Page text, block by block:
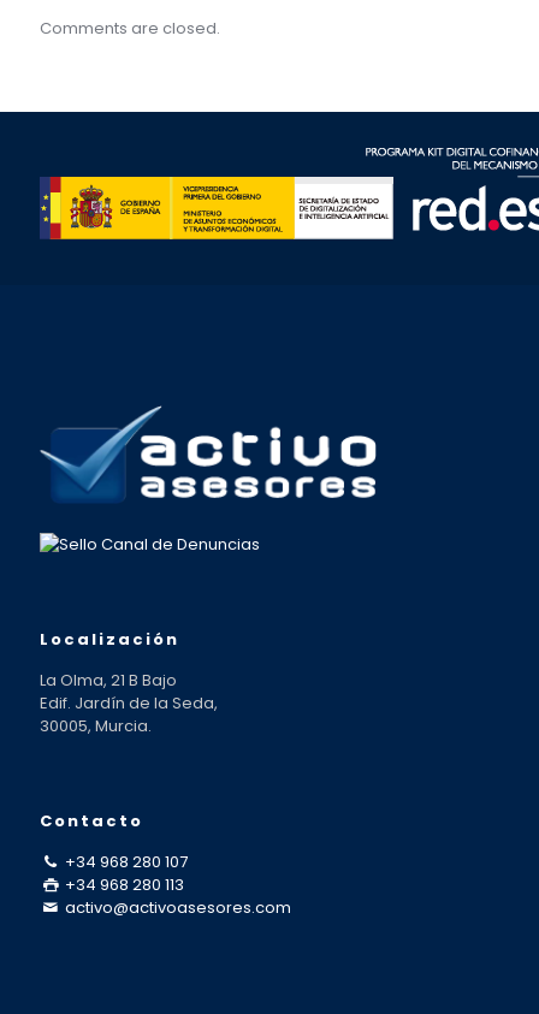
Comments are closed.
Localización
La Olma, 21 B Bajo
Edif. Jardín de la Seda,
30005, Murcia.
Contacto
+34 968 280 107
+34 968 280 113
activo@activoasesores.com